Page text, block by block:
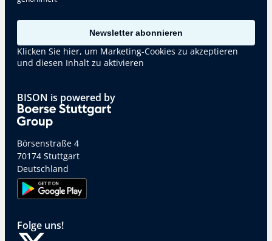
BISON is powered by
Börsenstraße 4
70174 Stuttgart
Deutschland
Folge uns!
Newsletter abonnieren
Klicken Sie hier, um Marketing-Cookies zu akzeptieren
und diesen Inhalt zu aktivieren